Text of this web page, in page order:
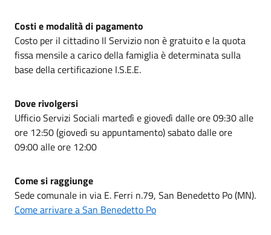
Costi e modalità di pagamento
Costo per il cittadino Il Servizio non è gratuito e la quota
fissa mensile a carico della famiglia è determinata sulla
base della certificazione I.S.E.E.
Dove rivolgersi
Ufficio Servizi Sociali martedì e giovedì dalle ore 09:30 alle
ore 12:50 (giovedì su appuntamento) sabato dalle ore
09:00 alle ore 12:00
Come si raggiunge
Sede comunale in via E. Ferri n.79, San Benedetto Po (MN).
Come arrivare a San Benedetto Po